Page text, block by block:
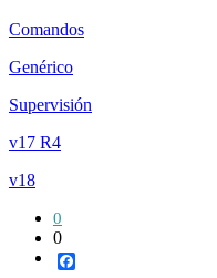
Comandos
Genérico
Supervisión
v17 R4
v18
0
0